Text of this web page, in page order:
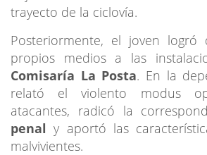
trayecto de la ciclovía.
Posteriormente, el joven logró
propios medios a las
Comisaría La Posta. En la
relató el violento modus
atacantes, radicó la
penal y aportó las
malvivientes.